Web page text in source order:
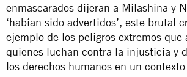
enmascarados dijeran a Milashina y
‘habían sido advertidos’, este brutal
ejemplo de los peligros extremos que
quienes luchan contra la injusticia y
los derechos humanos en un